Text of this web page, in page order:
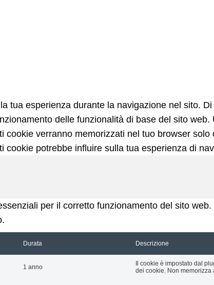
tua esperienza durante la navigazione nel sito.
delle funzionalità di base del sito
cookie verranno memorizzati nel tuo browser
cookie potrebbe influire sulla tua esperienza di
per il corretto funzionamento del sito
Durata Descrizione
1 anno
Il cookie è impostato dal
dei cookie. Non memorizza